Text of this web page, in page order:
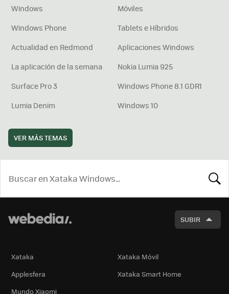
Windows
Móviles
Windows Phone
Tablets e Híbridos
Actualidad en Redmond
Aplicaciones Windows
La aplicación de la semana
Nokia Lumia 925
Surface Pro 3
Windows Phone 8.1 GDR1
Lumia Denim
Windows 10
VER MÁS TEMAS
SUBIR
Xataka
Xataka Móvil
Applesfera
Xataka Smart Home
Mundo Xiaomi